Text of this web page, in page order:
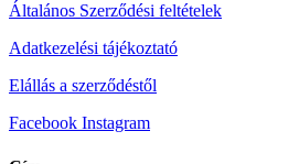
Általános Szerződési feltételek
Adatkezelési tájékoztató
Elállás a szerződéstől
Facebook Instagram